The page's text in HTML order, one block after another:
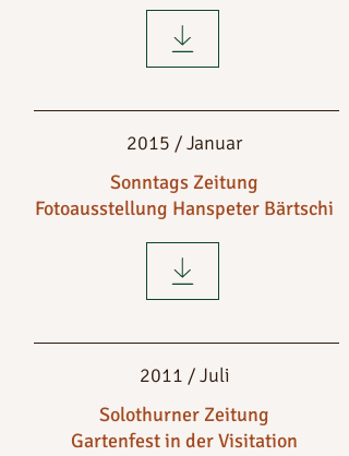
2015 / Januar
Sonntags Zeitung
Fotoausstellung Hanspeter Bärtschi
2011 / Juli
Solothurner Zeitung
Gartenfest in der Visitation